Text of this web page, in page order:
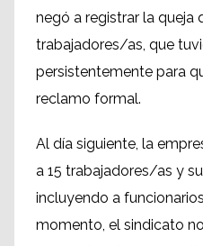
negó a registrar la queja
trabajadores/as, que
persistentemente para
reclamo formal.
Al día siguiente, la
a 15 trabajadores/as y
incluyendo a
momento, el sindicato